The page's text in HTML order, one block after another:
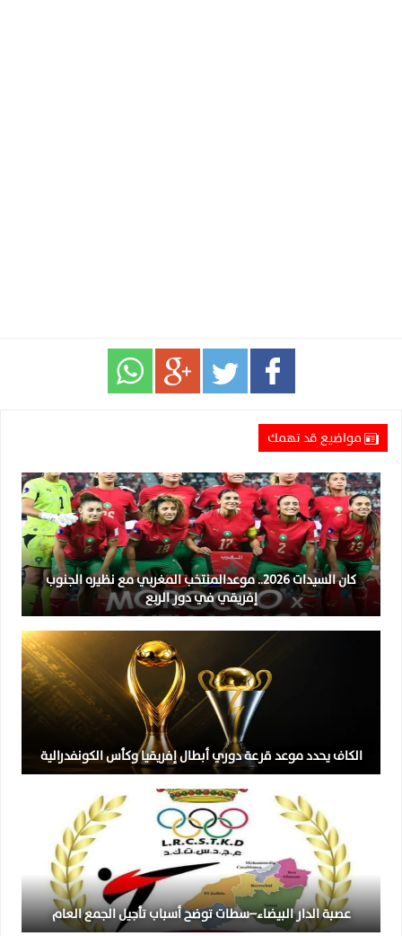
مواضيع قد تهمك
كان السيدات 2026.. موعدالمنتخب المغربي مع نظيره الجنوب
إفريقي في دور الربع
الكاف يحدد موعد قرعة دوري أبطال إفريقيا وكأس الكونفدرالية
عصبة الدار البيضاء–سطات توضح أسباب تأجيل الجمع العام